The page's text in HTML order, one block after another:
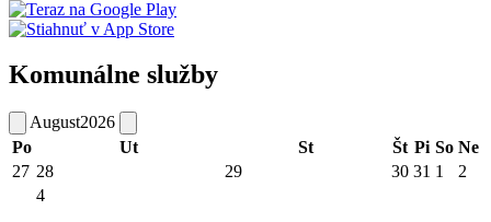
Komunálne služby
August2026
Po
Ut St Št Pi So Ne
27 28 29 30 31 1 2
4